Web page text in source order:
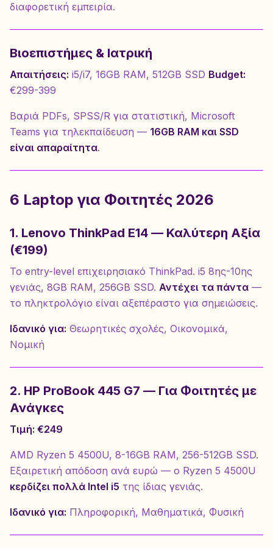
διαφορετική εμπειρία.
Βιοεπιστήμες & Ιατρική
Απαιτήσεις: i5/i7, 16GB RAM, 512GB SSD Budget:
€299-399
Βαριά PDFs, SPSS/R για στατιστική, Microsoft
Teams για τηλεκπαίδευση — 16GB RAM και SSD
είναι απαραίτητα.
6 Laptop για Φοιτητές 2026
1. Lenovo ThinkPad E14 — Καλύτερη Αξία
(€199)
Το entry-level επιχειρησιακό ThinkPad. i5 8ης-10ης
γενιάς, 8GB RAM, 256GB SSD. Αντέχει τα πάντα —
το πληκτρολόγιο είναι αξεπέραστο για σημειώσεις.
Ιδανικό για: Θεωρητικές σχολές, Οικονομικά,
Νομική
2. HP ProBook 445 G7 — Για Φοιτητές με
Ανάγκες
Τιμή: €249
AMD Ryzen 5 4500U, 8-16GB RAM, 256-512GB SSD.
Εξαιρετική απόδοση ανά ευρώ — ο Ryzen 5 4500U
κερδίζει πολλά Intel i5 της ίδιας γενιάς.
Ιδανικό για: Πληροφορική, Μαθηματικά, Φυσική